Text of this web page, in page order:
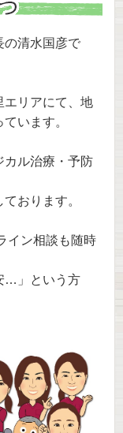
の清水国彦で
エリアにて、地
います。
カル治療・予防
おります。
イン相談も随時
…」という方